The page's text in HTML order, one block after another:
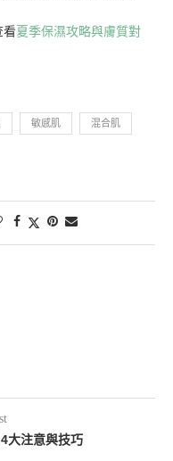
看夏季保濕攻略與膚質對
敏感肌 混合肌
大注意與技巧